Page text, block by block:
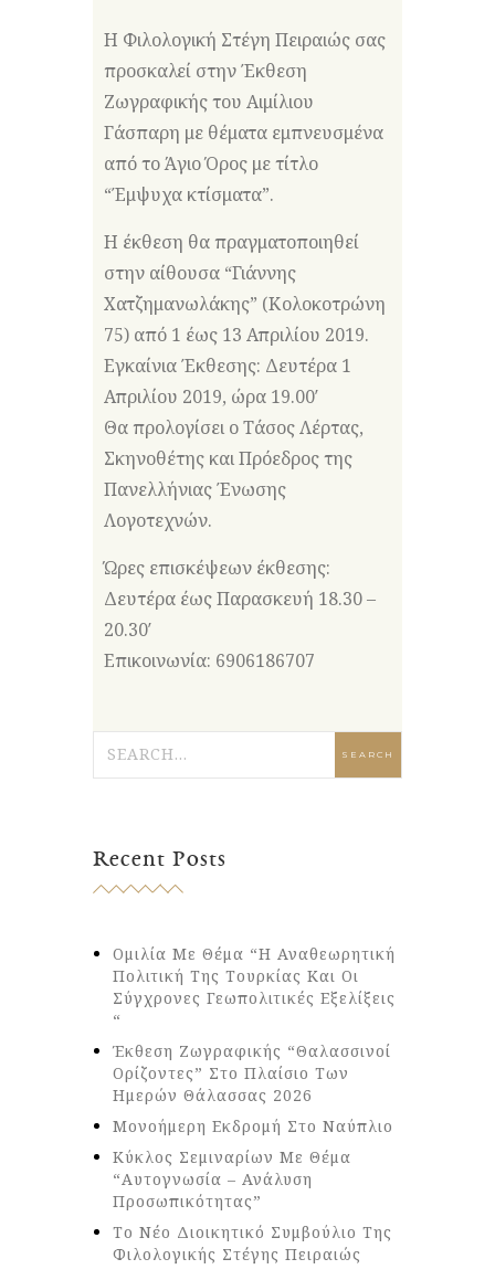
Η Φιλολογική Στέγη Πειραιώς σας
προσκαλεί στην Έκθεση
Ζωγραφικής του Αιμίλιου
Γάσπαρη με θέματα εμπνευσμένα
από το Άγιο Όρος με τίτλο
“Έμψυχα κτίσματα”.
Η έκθεση θα πραγματοποιηθεί
στην αίθουσα “Γιάννης
Χατζημανωλάκης” (Κολοκοτρώνη
75) από 1 έως 13 Απριλίου 2019.
Εγκαίνια Έκθεσης: Δευτέρα 1
Απριλίου 2019, ώρα 19.00′
Θα προλογίσει ο Τάσος Λέρτας,
Σκηνοθέτης και Πρόεδρος της
Πανελλήνιας Ένωσης
Λογοτεχνών.
Ώρες επισκέψεων έκθεσης:
Δευτέρα έως Παρασκευή 18.30 –
20.30′
Επικοινωνία: 6906186707
Recent Posts
Ομιλία Με Θέμα “Η Αναθεωρητική
Πολιτική Της Τουρκίας Και Οι
Σύγχρονες Γεωπολιτικές Εξελίξεις
“
Έκθεση Ζωγραφικής “Θαλασσινοί
Ορίζοντες” Στο Πλαίσιο Των
Ημερών Θάλασσας 2026
Μονοήμερη Εκδρομή Στο Ναύπλιο
Κύκλος Σεμιναρίων Με Θέμα
“Αυτογνωσία – Ανάλυση
Προσωπικότητας”
Το Νέο Διοικητικό Συμβούλιο Της
Φιλολογικής Στέγης Πειραιώς